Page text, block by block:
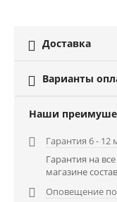
 Доставка
 Варианты
Наши

Гарантия 6 - 12
Гарантия на
магазине

Оповещение по